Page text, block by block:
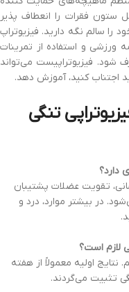
فقرات را انعطاف پذیر
سالم نگه دارید. فیزیوتراپ
ورزشی و استفاده از تمرینات
شود. فیزیوتراپیست می‌تواند
اجتناب کنید، آموزش دهد.
تنگی
تقویت عضلات پشتیبان
در بیشتر موارد، درد و
علائم. نتایج اولیه معمولاً از هفته
تثبیت می‌گردند.